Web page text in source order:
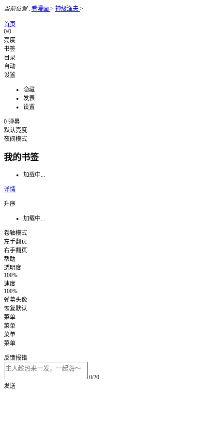
当前位置: 看漫画 > 神级渔夫 >
首页
0/0
亮度
书签
目录
自动
设置
隐藏
发表
设置
0 弹幕
默认亮度
夜间模式
我的书签
加载中...
详情
升序
加载中...
卷轴模式
左手翻页
右手翻页
帮助
透明度
100%
速度
100%
弹幕头像
恢复默认
菜单
菜单
菜单
菜单
反馈报错
0/20
发送